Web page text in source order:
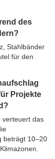
des
Stahlbänder
für den
Projekte
verteuert das
beträgt 10–20